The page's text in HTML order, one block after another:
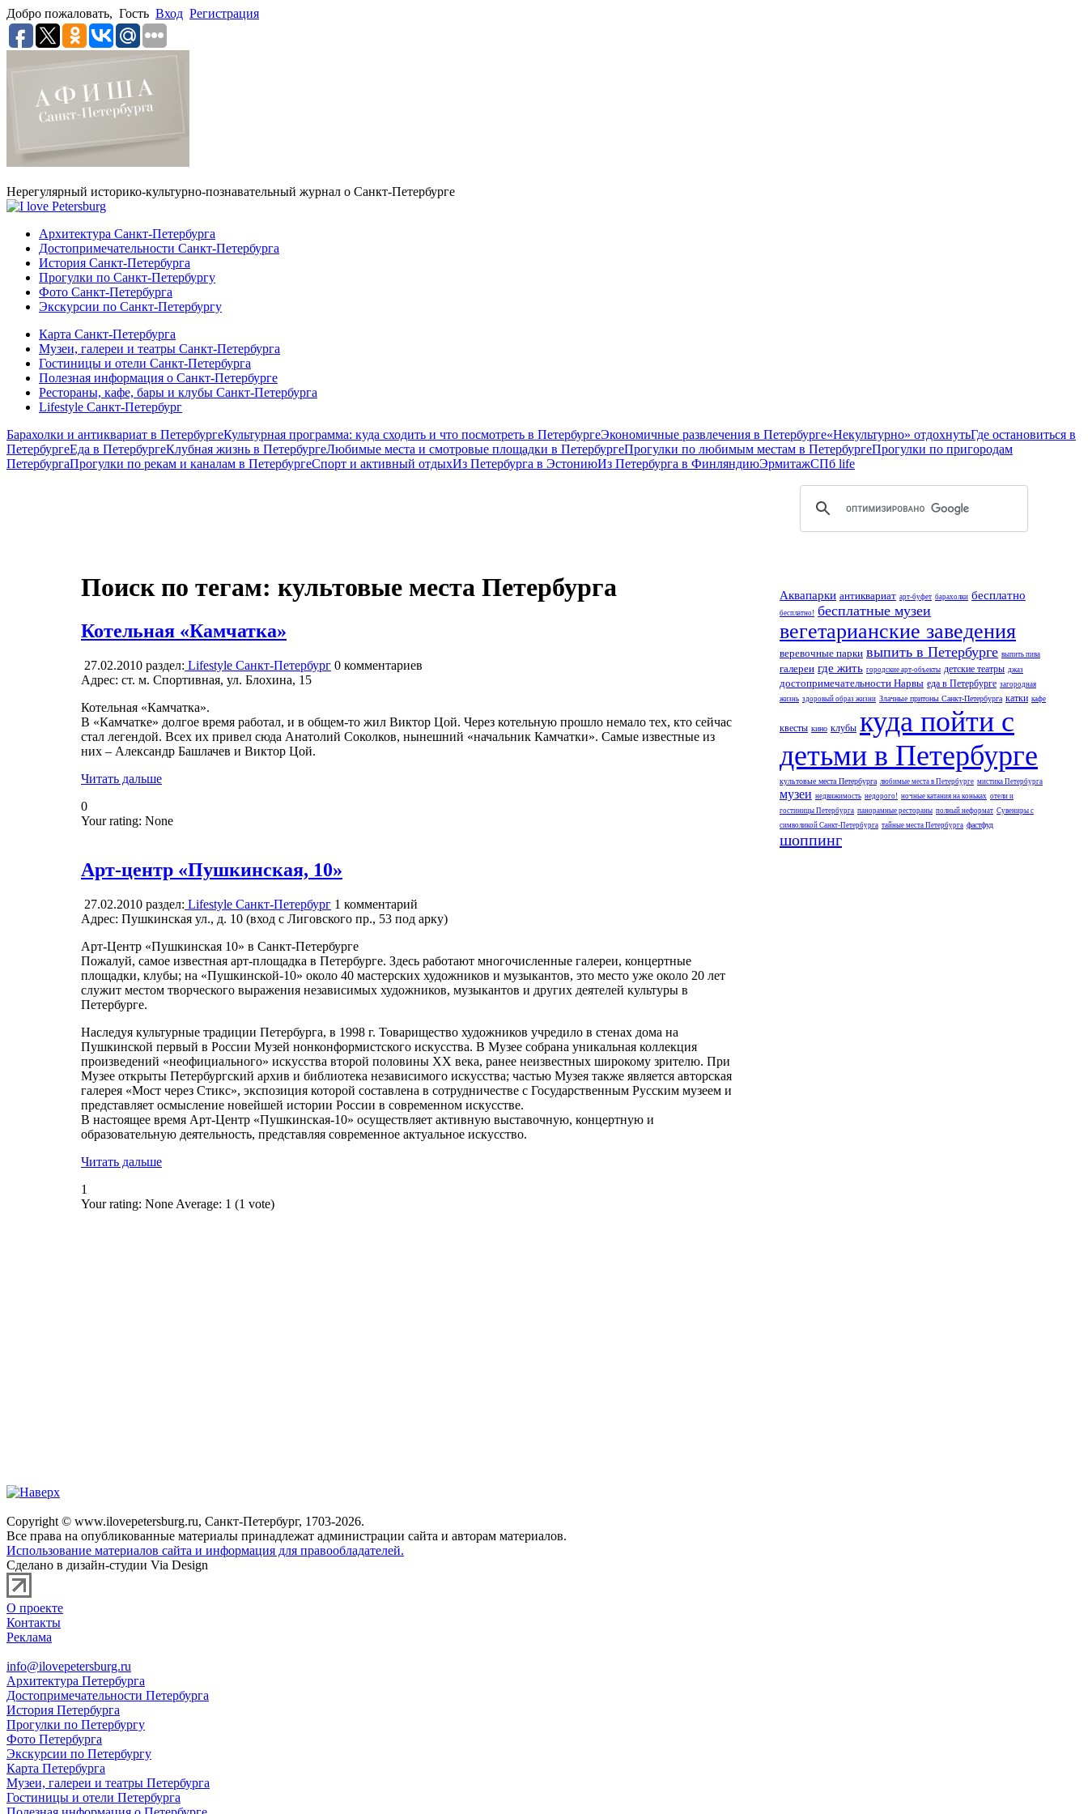
Добро пожаловать, Гость Вход Регистрация
Нерегулярный историко-культурно-познавательный журнал о Санкт-Петербурге
Архитектура Санкт-Петербурга
Достопримечательности Санкт-Петербурга
История Санкт-Петербурга
Прогулки по Санкт-Петербургу
Фото Санкт-Петербурга
Экскурсии по Санкт-Петербургу
Карта Санкт-Петербурга
Музеи, галереи и театры Санкт-Петербурга
Гостиницы и отели Санкт-Петербурга
Полезная информация о Санкт-Петербурге
Рестораны, кафе, бары и клубы Санкт-Петербурга
Lifestyle Санкт-Петербург
Барахолки и антиквариат в ПетербургеКультурная программа: куда сходить и что посмотреть в ПетербургеЭкономичные развлечения в Петербурге«Некультурно» отдохнутьГде остановиться в
ПетербургеЕда в ПетербургеКлубная жизнь в ПетербургеЛюбимые места и смотровые площадки в ПетербургеПрогулки по любимым местам в ПетербургеПрогулки по пригородам
ПетербургаПрогулки по рекам и каналам в ПетербургеСпорт и активный отдыхИз Петербурга в ЭстониюИз Петербурга в ФинляндиюЭрмитажСПб life
Поиск по тегам: культовые места Петербурга
Котельная «Камчатка»
27.02.2010 раздел: Lifestyle Санкт-Петербург 0 комментариев
Адрес: ст. м. Спортивная, ул. Блохина, 15
Котельная «Камчатка».
В «Камчатке» долгое время работал, и в общем-то жил Виктор Цой. Через котельную прошло немало тех, кто сейчас
стал легендой. Всех их привел сюда Анатолий Соколков, нынешний «начальник Камчатки». Самые известные из
них – Александр Башлачев и Виктор Цой.
Читать дальше
0
Your rating: None
Арт-центр «Пушкинская, 10»
27.02.2010 раздел: Lifestyle Санкт-Петербург 1 комментарий
Адрес: Пушкинская ул., д. 10 (вход с Лиговского пр., 53 под арку)
Арт-Центр «Пушкинская 10» в Санкт-Петербурге
Пожалуй, самое известная арт-площадка в Петербурге. Здесь работают многочисленные галереи, концертные
площадки, клубы; на «Пушкинской-10» около 40 мастерских художников и музыкантов, это место уже около 20 лет
служит местом творческого выражения независимых художников, музыкантов и других деятелей культуры в
Петербурге.
Наследуя культурные традиции Петербурга, в 1998 г. Товарищество художников учредило в стенах дома на
Пушкинской первый в России Музей нонконформистского искусства. В Музее собрана уникальная коллекция
произведений «неофициального» искусства второй половины ХХ века, ранее неизвестных широкому зрителю. При
Музее открыты Петербургский архив и библиотека независимого искусства; частью Музея также является авторская
галерея «Мост через Стикс», экспозиция которой составлена в сотрудничестве с Государственным Русским музеем и
представляет осмысление новейшей истории России в современном искусстве.
В настоящее время Арт-Центр «Пушкинская-10» осуществляет активную выставочную, концертную и
образовательную деятельность, представляя современное актуальное искусство.
Читать дальше
1
Your rating: None Average: 1 (1 vote)
Аквапарки антиквариат арт-буфет барахолки бесплатно
бесплатно! бесплатные музеи
вегетарианские заведения
веревочные парки выпить в Петербурге выпить пива
галереи где жить городские арт-объекты детские театры джаз
достопримечательности Нарвы еда в Петербурге загородная
жизнь здоровый образ жизни Злачные притоны Санкт-Петербурга катки кафе
квесты кино клубы куда пойти с
детьми в Петербурге
культовые места Петербурга любимые места в Петербурге мистика Петербурга
музеи недвижимость недорого! ночные катания на коньках отели и
гостиницы Петербурга панорамные рестораны полный неформат Сувениры с
символикой Санкт-Петербурга тайные места Петербурга фастфуд
шоппинг
Copyright © www.ilovepetersburg.ru, Санкт-Петербург, 1703-2026.
Все права на опубликованные материалы принадлежат администрации сайта и авторам материалов.
Использование материалов сайта и информация для правообладателей.
Сделано в дизайн-студии Via Design
О проекте
Контакты
Реклама
info@ilovepetersburg.ru
Архитектура Петербурга
Достопримечательности Петербурга
История Петербурга
Прогулки по Петербургу
Фото Петербурга
Экскурсии по Петербургу
Карта Петербурга
Музеи, галереи и театры Петербурга
Гостиницы и отели Петербурга